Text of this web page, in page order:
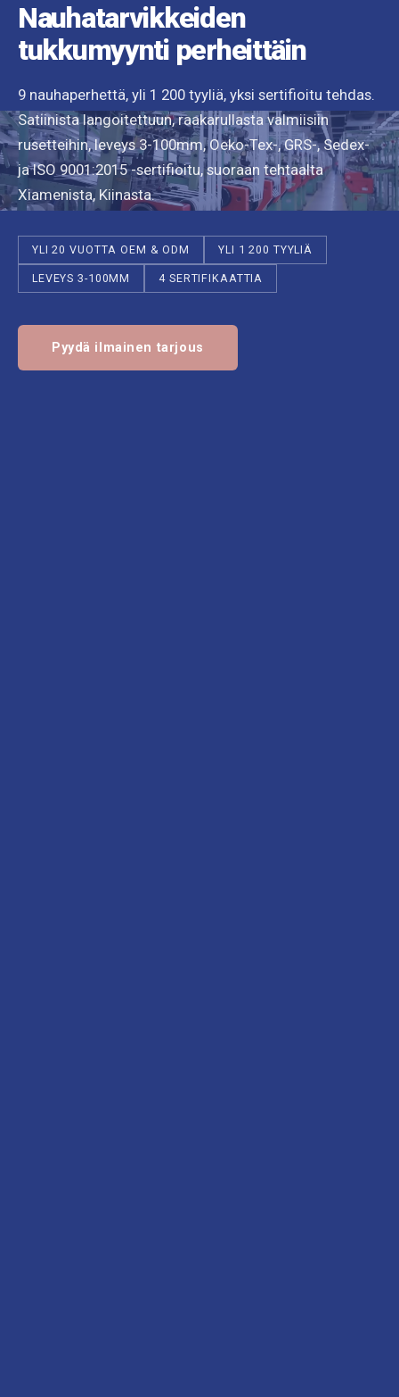
Nauhatarvikkeiden
tukkumyynti perheittäin
9 nauhaperhettä, yli 1 200 tyyliä, yksi sertifioitu tehdas.
Satiinista langoitettuun, raakarullasta valmiisiin
rusetteihin, leveys 3-100mm, Oeko-Tex-, GRS-, Sedex-
ja ISO 9001:2015 -sertifioitu, suoraan tehtaalta
Xiamenista, Kiinasta.
YLI 20 VUOTTA OEM & ODM YLI 1 200 TYYLIÄ
LEVEYS 3-100MM 4 SERTIFIKAATTIA
Pyydä ilmainen tarjous